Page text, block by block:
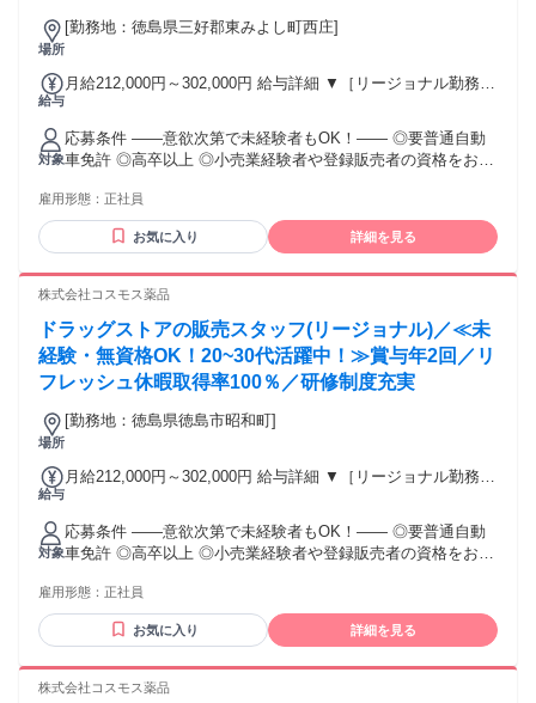
場所
[勤務地：徳島県三好郡東みよし町西庄]
給与
月給212,000円～302,000円 給与詳細 ▼［リージョナル勤務］
（残業時間 月2h程度） 247,000円～277,000円 【スキルアッ
プコース】早期キャリアアップを目指したい方向け 271,000円
～317,600円 （15ｈ分時間外手当含む。実際の残業時間11
ｈ） ※赴任住宅手当3万円込み（家賃6万円の物件入居の場
344,300円 （29ｈ分時間外手当含む。実際の残業時間16.5ｈ）
※赴任住宅手当3万円込み（家賃6万円の物件入居の場合）
【経験者B】小売業で店長・マネジメント職経験者(登録販売
者)) 309,300円～376,200円 （39ｈ分時間外手当含む。実際の
残業時間22ｈ） ※赴任住宅手当3万円込み（家賃6万円の物件
入居の場合） 勤務形態やエリアによって異なります。 詳細に
ついては【勤務地範囲と給与について】をご確認ください。
対象
応募条件 ――意欲次第で未経験者もOK！―― ◎要普通自動
車免許 ◎高卒以上 ◎小売業経験者や登録販売者の資格をお持
後、資格取得を目指すことも可能。研修や講習会もあり。 ※
同業界からの転職者が増えてきており、入社後活躍に繋がっ
ています。もちろん異業界からの応募や、第二新卒者も含め
雇用形態： 正社員
お気に入り 詳細を見る
株式会社コスモス薬品
ドラッグストアの販売スタッフ(リージョナル)／≪未
経験・無資格OK！20~30代活躍中！≫賞与年2回／リ
フレッシュ休暇取得率100％／研修制度充実
場所
[勤務地：徳島県徳島市昭和町]
給与
月給212,000円～302,000円 給与詳細 ▼［リージョナル勤務］
（残業時間 月2h程度） 247,000円～277,000円 【スキルアッ
プコース】早期キャリアアップを目指したい方向け 271,000円
～317,600円 （15ｈ分時間外手当含む。実際の残業時間11
ｈ） ※赴任住宅手当3万円込み（家賃6万円の物件入居の場
344,300円 （29ｈ分時間外手当含む。実際の残業時間16.5ｈ）
※赴任住宅手当3万円込み（家賃6万円の物件入居の場合）
【経験者B】小売業で店長・マネジメント職経験者(登録販売
者)) 309,300円～376,200円 （39ｈ分時間外手当含む。実際の
対象
応募条件 ――意欲次第で未経験者もOK！―― ◎要普通自動
車免許 ◎高卒以上 ◎小売業経験者や登録販売者の資格をお持
後、資格取得を目指すことも可能。研修や講習会もあり。 ※
同業界からの転職者が増えてきており、入社後活躍に繋がっ
ています。もちろん異業界からの応募や、第二新卒者も含め
雇用形態： 正社員
お気に入り 詳細を見る
株式会社コスモス薬品